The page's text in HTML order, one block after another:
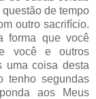
de tempo
outro sacrifício.
forma que você
você e outros
uma coisa desta
tenho segundas
aos Meus